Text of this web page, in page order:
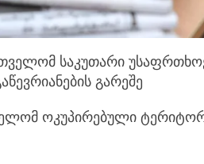
საკუთარი
გარეშე
ოკუპირებული